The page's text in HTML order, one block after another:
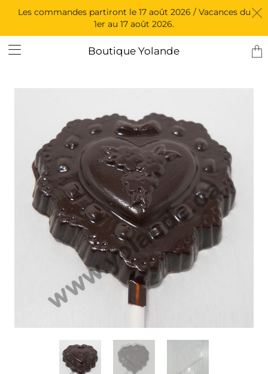
Les commandes partiront le 17 août 2026 / Vacances du
1er au 17 août 2026.
Boutique Yolande